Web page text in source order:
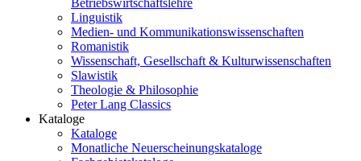
Betriebswirtschaftslehre
Linguistik
Medien- und Kommunikationswissenschaften
Romanistik
Wissenschaft, Gesellschaft & Kulturwissenschaften
Slawistik
Theologie & Philosophie
Peter Lang Classics
Kataloge
Kataloge
Monatliche Neuerscheinungskataloge